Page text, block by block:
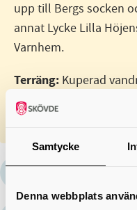
Samtycke
Denna webbplats
upp till Bergs socken
annat Lycke Lilla
Varnhem.
Terräng: Kuperad
partier. Små
kortare partier på